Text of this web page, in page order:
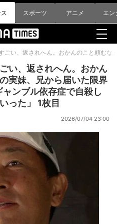
スポーツ アニメ エン
すごい、返されへん。おかんのこと頼む
い、返されへん。おかん
実妹、兄から届いた限界
ンブル依存症で自殺し
った」 1枚目
2026/07/04 23:00